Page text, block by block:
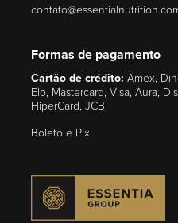
Formas de pagamento
Cartão de crédito: Amex,
Elo, Mastercard, Visa, Aura,
HiperCard, JCB.
Boleto e Pix.